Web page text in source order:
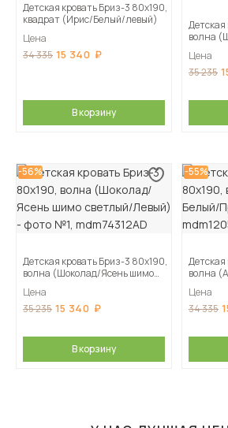
Детская кровать Бриз-3 80х190,
квадрат (Ирис/Белый/левый)
Цена
34 335 15 340
В корзину
Детская
волна
Цена
35 235
-56%
Детская кровать Бриз-3 80х190,
волна (Шоколад/Ясень шимо
Цена
35 235 15 340
В корзину
-55%
Детская
волна
Цена
34 335